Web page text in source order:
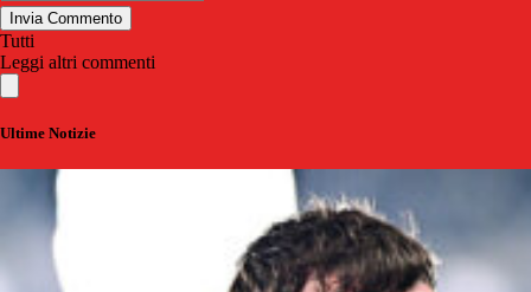
Invia Commento
Tutti
Leggi altri commenti
Ultime Notizie